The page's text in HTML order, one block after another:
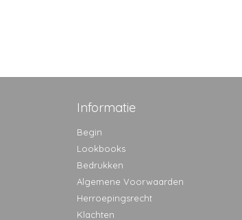
Informatie
Begin
Lookbooks
Bedrukken
Algemene Voorwaarden
Herroepingsrecht
Klachten